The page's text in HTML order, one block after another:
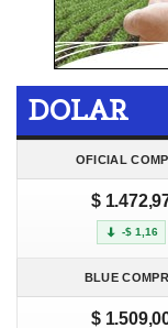
DOLAR
OFICIAL
$
-$ 1,16
BLUE
$